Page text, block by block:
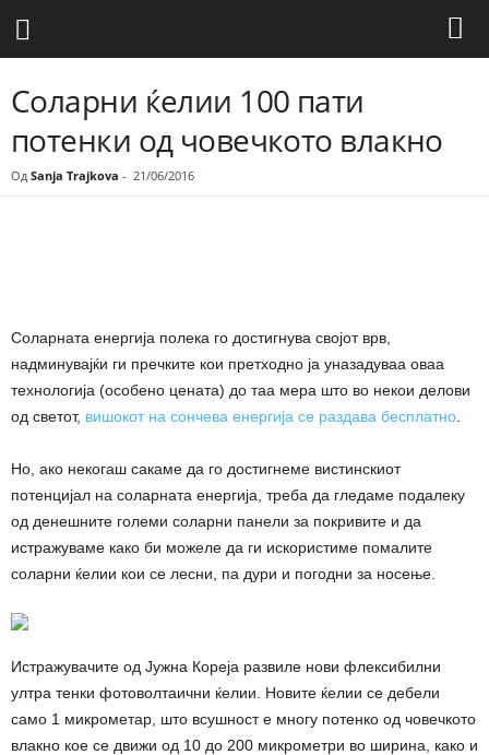
Соларни ќелии 100 пати
потенки од човечкото влакно
Од Sanja Trajkova - 21/06/2016
Соларната енергија полека го достигнува својот врв,
надминувајќи ги пречките кои претходно ја уназадуваа оваа
технологија (особено цената) до таа мера што во некои делови
од светот, вишокот на сончева енергија се раздава бесплатно
Но, ако некогаш сакаме да го достигнеме вистинскиот
потенцијал на соларната енергија, треба да гледаме подалеку
од денешните големи соларни панели за покривите и да
истражуваме како би можеле да ги искористиме помалите
соларни ќелии кои се лесни, па дури и погодни за носење.
Истражувачите од Јужна Кореја развиле нови флексибилни
ултра тенки фотоволтаични ќелии. Новите ќелии се дебели
само 1 микрометар, што всушност е многу потенко од човечкото
влакно кое се движи од 10 до 200 микрометри во ширина, како и